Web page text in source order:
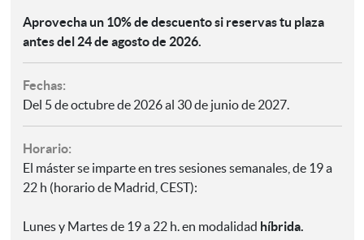
Aprovecha un 10% de descuento si reservas tu plaza
antes del 24 de agosto de 2026.
Fechas:
Del 5 de octubre de 2026 al 30 de junio de 2027.
Horario:
El máster se imparte en tres sesiones semanales, de 19 a
22 h (horario de Madrid, CEST):
Lunes y Martes de 19 a 22 h. en modalidad híbrida.